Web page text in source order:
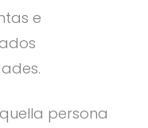
e
persona